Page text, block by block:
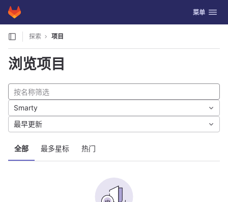
Skip to content
GitLab 切换导航
菜单
探索 项目
浏览项目
全部 最多星标 热门
Smarty
最早更新